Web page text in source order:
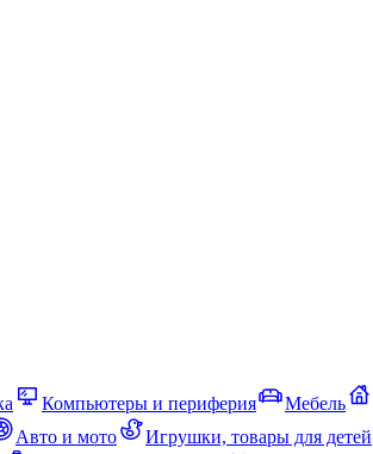
Компьютеры и периферия Мебель
Авто и мото Игрушки, товары для детей